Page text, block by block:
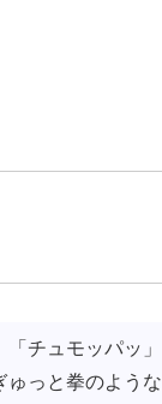
チュモッパッ」
ゅっと拳のような